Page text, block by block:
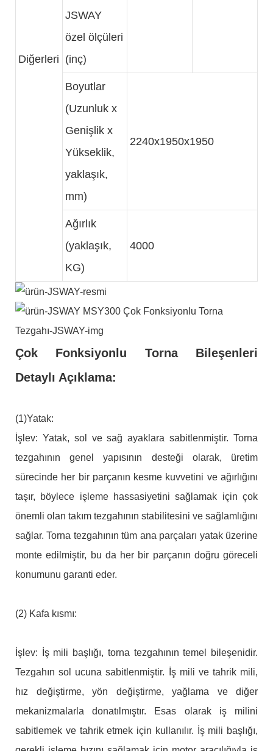
Diğerleri
JSWAY
özel ölçüleri
(inç)
Boyutlar
(Uzunluk x
Genişlik x
Yükseklik,
yaklaşık,
mm)
2240x1950x1950
Ağırlık
(yaklaşık,
KG)
4000
Çok Fonksiyonlu Torna Bileşenleri
Detaylı Açıklama:
(1)Yatak:
İşlev: Yatak, sol ve sağ ayaklara sabitlenmiştir. Torna
tezgahının genel yapısının desteği olarak, üretim
sürecinde her bir parçanın kesme kuvvetini ve ağırlığını
taşır, böylece işleme hassasiyetini sağlamak için çok
önemli olan takım tezgahının stabilitesini ve sağlamlığını
sağlar. Torna tezgahının tüm ana parçaları yatak üzerine
monte edilmiştir, bu da her bir parçanın doğru göreceli
konumunu garanti eder.
(2) Kafa kısmı:
İşlev: İş mili başlığı, torna tezgahının temel bileşenidir.
Tezgahın sol ucuna sabitlenmiştir. İş mili ve tahrik mili,
hız değiştirme, yön değiştirme, yağlama ve diğer
mekanizmalarla donatılmıştır. Esas olarak iş milini
sabitlemek ve tahrik etmek için kullanılır. İş mili başlığı,